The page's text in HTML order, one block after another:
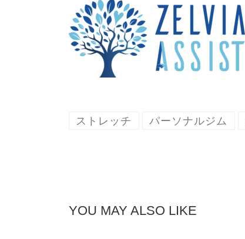
ストレッチ パーソナルジム
YOU MAY ALSO LIKE